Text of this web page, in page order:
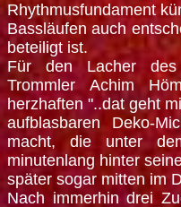
Rhythmusfundament
Bassläufen auch
beteiligt ist.
Für den Lacher
Trommler Achim
herzhaften "..dat geht
aufblasbaren Deko-
macht, die unter
minutenlang hinter
später sogar mitten im
Nach immerhin drei